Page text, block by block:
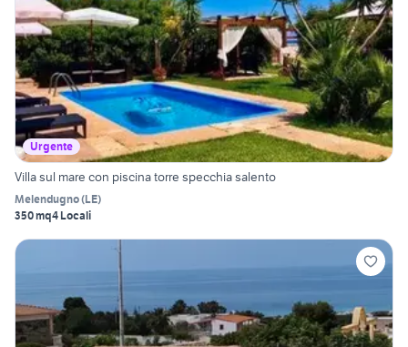
Urgente
Villa sul mare con piscina torre specchia salento
Melendugno(LE)
350 mq4 Locali